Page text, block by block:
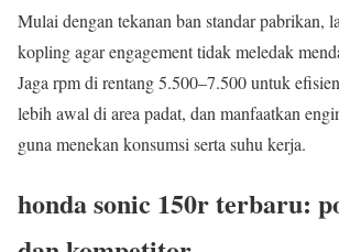
Mulai dengan tekanan ban standar pabrikan,
kopling agar engagement tidak meledak
Jaga rpm di rentang 5.500–7.500 untuk
lebih awal di area padat, dan manfaatkan
guna menekan konsumsi serta suhu kerja.
honda sonic 150r terbaru: